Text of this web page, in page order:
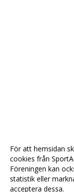
För att hemsidan
cookies från
Föreningen kan
statistik eller
acceptera dessa.